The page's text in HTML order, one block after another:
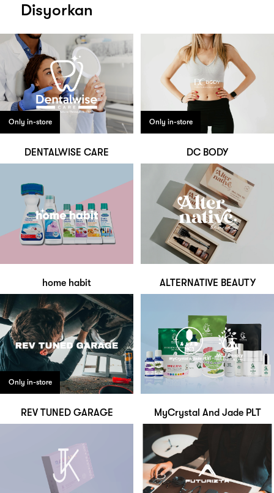
Disyorkan
Only in-store
DENTALWISE CARE
Only in-store
DC BODY
home habit ALTERNATIVE BEAUTY
Only in-store
REV TUNED GARAGE MyCrystal And Jade PLT